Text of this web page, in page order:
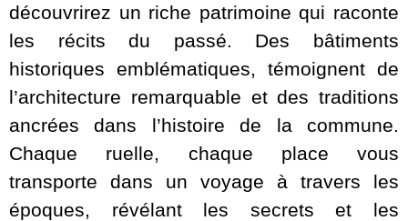
découvrirez un riche patrimoine qui raconte
les récits du passé. Des bâtiments
historiques emblématiques, témoignent de
l’architecture remarquable et des traditions
ancrées dans l’histoire de la commune.
Chaque ruelle, chaque place vous
transporte dans un voyage à travers les
époques, révélant les secrets et les